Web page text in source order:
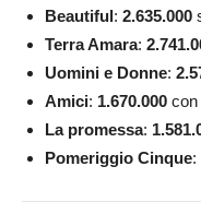
Beautiful: 2.635.000
Terra Amara:
Uomini e Donne:
Amici: 1.670.000 con
La promessa:
Pomeriggio Cinque: